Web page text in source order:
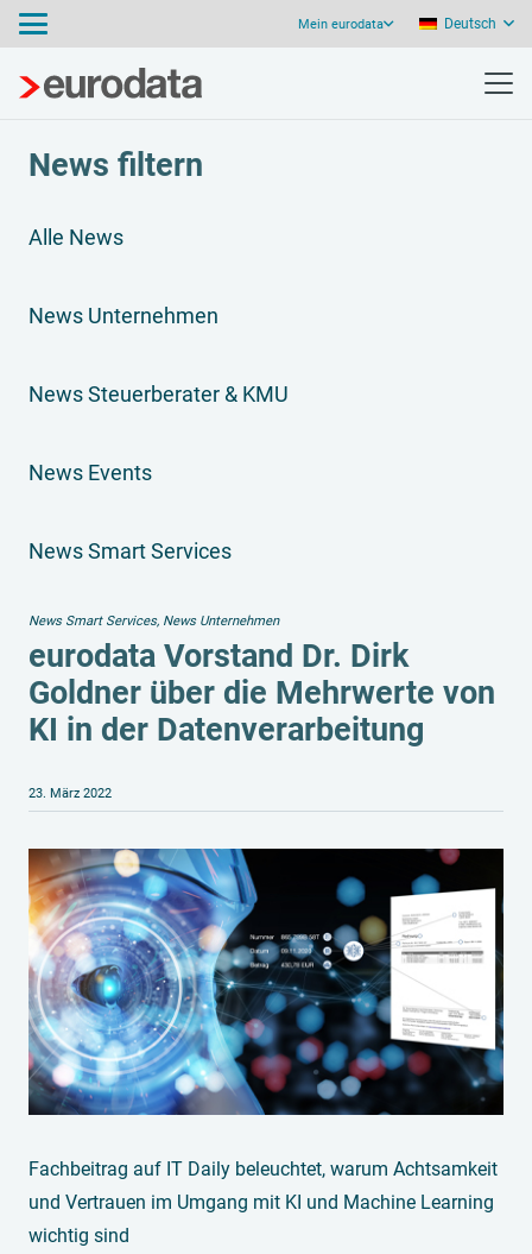
Mein eurodata Deutsch
News filtern
Alle News
News Unternehmen
News Steuerberater & KMU
News Events
News Smart Services
News Smart Services, News Unternehmen
eurodata Vorstand Dr. Dirk
Goldner über die Mehrwerte von
KI in der Datenverarbeitung
23. März 2022
Fachbeitrag auf IT Daily beleuchtet, warum Achtsamkeit
und Vertrauen im Umgang mit KI und Machine Learning
wichtig sind